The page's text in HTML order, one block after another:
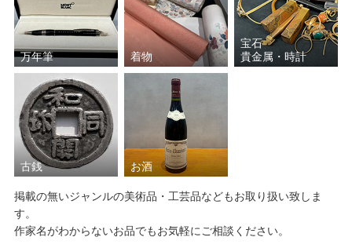
万年筆 着物
宝石
貴金属・時計
古銭 お酒
掲載の無いジャンルの美術品・工芸品などもお取り扱い致しま
す。
作家名がわからないお品でもお気軽にご相談ください。